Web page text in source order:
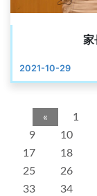
家
2021-10-29
« 1
9
10
17
18
25
26
33
34